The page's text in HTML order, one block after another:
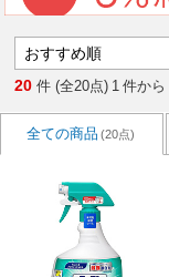
20 件 (全20点) 1 件から
全ての商品 (20点)